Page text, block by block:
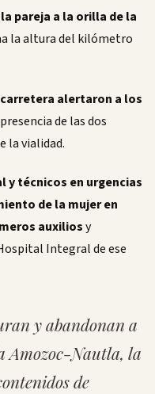
pareja a la orilla de la
la altura del kilómetro
alertaron a los
de las dos
la vialidad.
y técnicos en urgencias
de la mujer en
auxiliosy
Integral de ese
y abandonan a
Amozoc-Nautla, la
de